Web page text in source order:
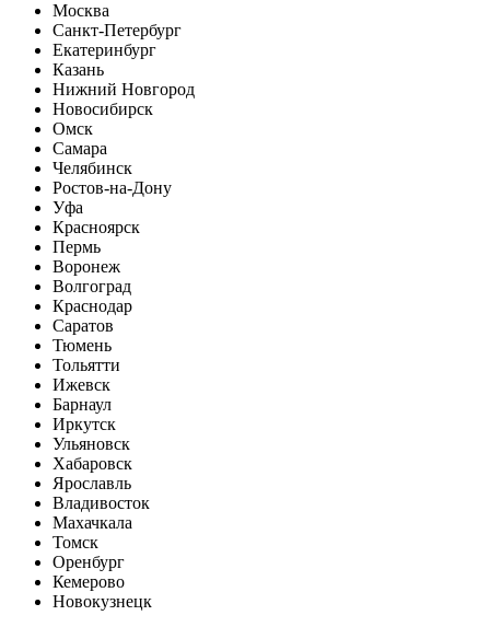
Москва
Санкт-Петербург
Екатеринбург
Казань
Нижний Новгород
Новосибирск
Омск
Самара
Челябинск
Ростов-на-Дону
Уфа
Красноярск
Пермь
Воронеж
Волгоград
Краснодар
Саратов
Тюмень
Тольятти
Ижевск
Барнаул
Иркутск
Ульяновск
Хабаровск
Ярославль
Владивосток
Махачкала
Томск
Оренбург
Кемерово
Новокузнецк